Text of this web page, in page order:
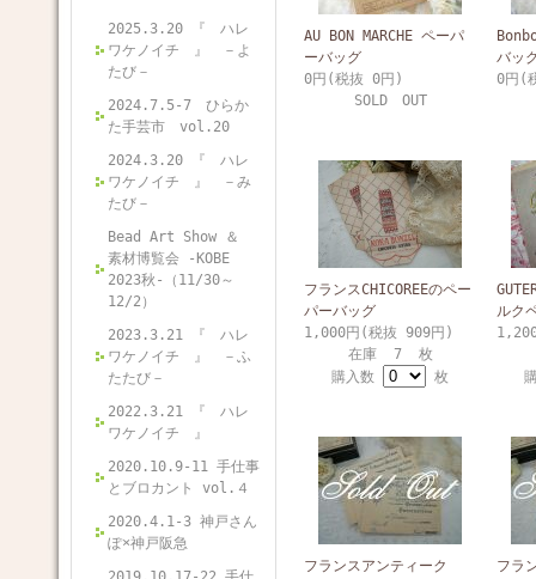
2025.3.20 『 ハレ
ワケノイチ 』 －よ
たび－
2024.7.5-7 ひらか
た手芸市 vol.20
2024.3.20 『 ハレ
ワケノイチ 』 －み
たび－
Bead Art Show ＆
素材博覧会 -KOBE
2023秋-（11/30～
12/2）
2023.3.21 『 ハレ
ワケノイチ 』 －ふ
たたび－
2022.3.21 『 ハレ
ワケノイチ 』
2020.10.9-11 手仕事
とブロカント vol.４
2020.4.1-3 神戸さん
ぽ×神戸阪急
AU BON MARCHE ペーパ
ーバッグ
0円(税抜 0円)
SOLD OUT
バッ
0円(
フランスCHICOREEのペー
パーバッグ
1,000円(税抜 909円)
在庫 7 枚
購入数
枚
ルク
フランスアンティーク
フラ